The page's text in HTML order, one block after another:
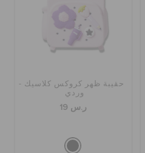
حقيبة ظهر كروكس كلاسيك -
وردي
ر.س 19